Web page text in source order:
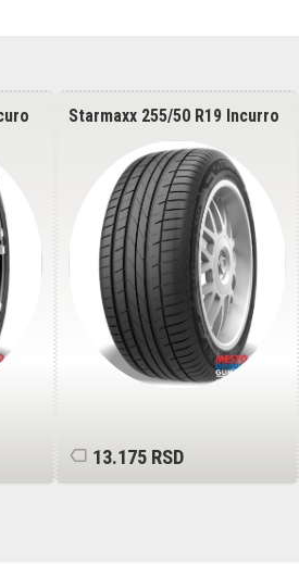
Starmaxx 255/50 R19 Incurro
13.175 RSD